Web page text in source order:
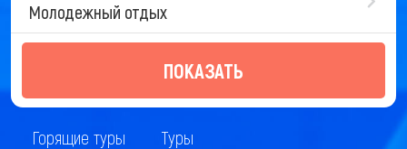
Молодежный отдых
ПОКАЗАТЬ
Горящие туры Туры